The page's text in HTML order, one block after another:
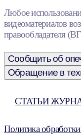
Любое
видеоматериалов
правообладателя
Сообщить об
Обращение в
СТАТЬИ
Политика